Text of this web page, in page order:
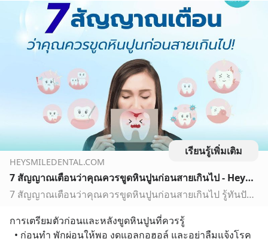
เรียนรู้เพิ่มเติม
HEYSMILEDENTAL.COM
7 สัญญาณเตือนว่าคุณควรขูดหินปูนก่อนสายเกินไป - HeySmile Dental Clinic
7 สัญญาณเตือนว่าคุณควรขูดหินปูนก่อนสายเกินไป รู้ทันปัญหาช่องปาก เหงือกอักเสบ ฟันโยก กลิ่นปาก พร้อมสิทธิขูดหินปูนประกันสังคมใกล้ฉัน
การเตรียมตัวก่อนและหลังขูดหินปูนที่ควรรู้